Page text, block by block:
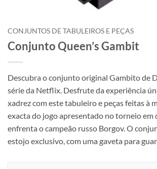
CONJUNTOS DE TABULEIROS E PEÇAS
Conjunto Queen’s Gambit
Descubra o conjunto original Gambito de
série da Netflix. Desfrute da experiência
xadrez com este tabuleiro e peças feitas à
exacta do jogo apresentado no torneio em
enfrenta o campeão russo Borgov. O
estojo exclusivo, com uma gaveta para